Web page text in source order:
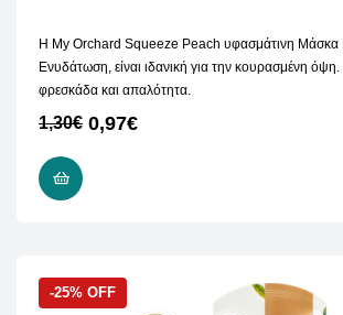
H My Orchard Squeeze Peach υφασμάτινη
Ενυδάτωση, είναι ιδανική για την κουρασμένη
φρεσκάδα και απαλότητα.
1,30€ 0,97€
-25% OFF